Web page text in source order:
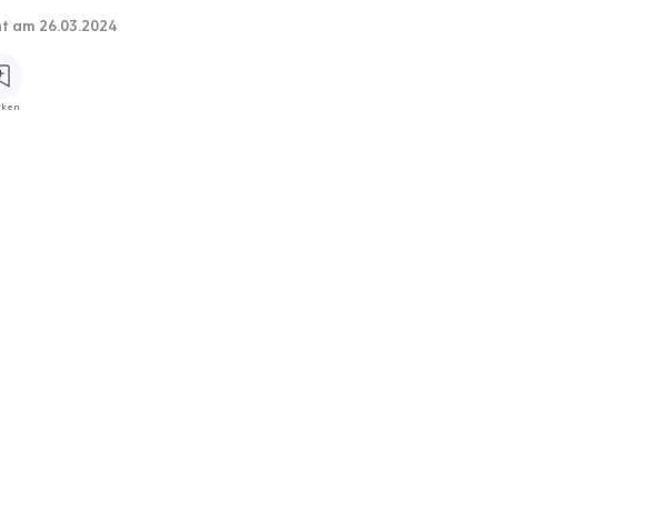
am 26.03.2024